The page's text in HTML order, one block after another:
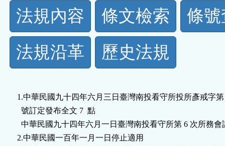
法
規
功
按
鈕
法規內容 條文檢索
條
法規沿革
歷史法規
1.中華民國九十四年六月三日臺灣南投看守所投所彥戒字第
  號訂定發布全文 7  點
中華民國九十四年六月一日臺灣南投看守所第 6 次所務
2.中華民國一百年一月一日停止適用